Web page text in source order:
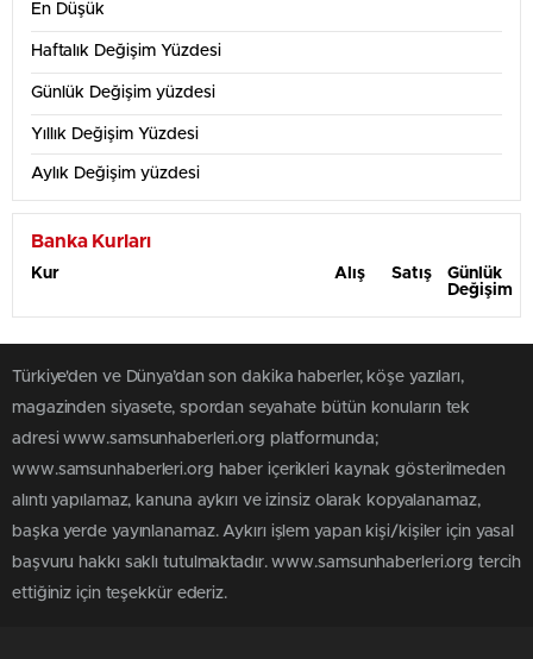
- TRY 1 Aylık Grafik Tablosu
- TRY 3 Aylık Grafik Tablosu
En Düşük
Haftalık Değişim Yüzdesi
Günlük Değişim yüzdesi
Yıllık Değişim Yüzdesi
Aylık Değişim yüzdesi
Banka Kurları
Kur Alış Satış
Günlük
Değişim
Türkiye'den ve Dünya’dan son dakika haberler, köşe yazıları,
magazinden siyasete, spordan seyahate bütün konuların tek
adresi www.samsunhaberleri.org platformunda;
www.samsunhaberleri.org haber içerikleri kaynak gösterilmeden
alıntı yapılamaz, kanuna aykırı ve izinsiz olarak kopyalanamaz,
başka yerde yayınlanamaz. Aykırı işlem yapan kişi/kişiler için yasal
başvuru hakkı saklı tutulmaktadır. www.samsunhaberleri.org tercih
ettiğiniz için teşekkür ederiz.